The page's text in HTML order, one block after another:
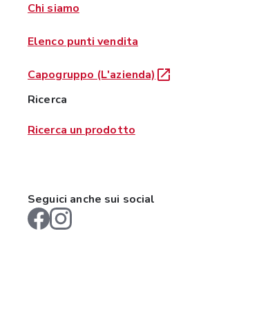
Chi siamo
Elenco punti vendita
Capogruppo (L'azienda)
Ricerca
Ricerca un prodotto
Seguici anche sui social